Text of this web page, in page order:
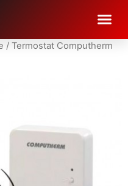
/ Termostat Computherm